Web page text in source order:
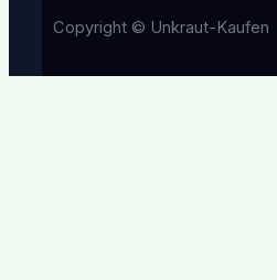
Copyright © Unkraut-Kaufen